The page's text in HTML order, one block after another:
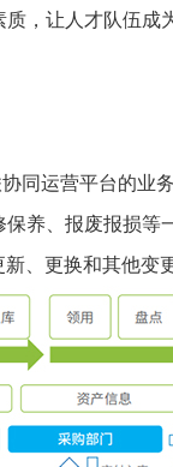
，让人才队伍成
同运营平台的业
养、报废报损
、更换和其他变